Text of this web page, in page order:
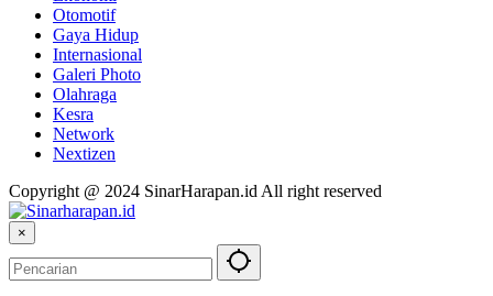
Otomotif
Gaya Hidup
Internasional
Galeri Photo
Olahraga
Kesra
Network
Nextizen
Copyright @ 2024 SinarHarapan.id All right reserved
×